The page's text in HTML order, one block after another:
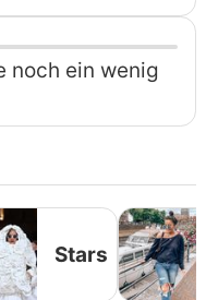
noch ein wenig
Stars